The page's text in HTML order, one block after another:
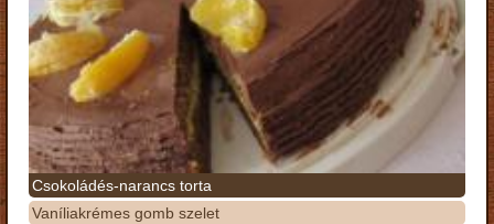
Csokoládés-narancs torta
Vaníliakrémes gomb szelet